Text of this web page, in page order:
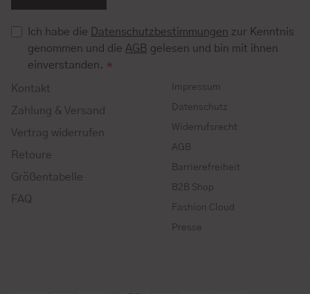
Ich habe die Datenschutzbestimmungen zur Kenntnis
genommen und die AGB gelesen und bin mit ihnen
einverstanden. *
Kontakt
Zahlung & Versand
Vertrag widerrufen
Retoure
Größentabelle
FAQ
Impressum
Datenschutz
Widerrufsrecht
AGB
Barrierefreiheit
B2B Shop
Fashion Cloud
Presse